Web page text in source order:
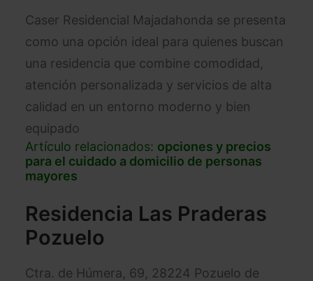
Caser Residencial Majadahonda se presenta
como una opción ideal para quienes buscan
una residencia que combine comodidad,
atención personalizada y servicios de alta
calidad en un entorno moderno y bien
equipado
Artículo relacionados: opciones y precios
para el cuidado a domicilio de personas
mayores
Residencia Las Praderas
Pozuelo
Ctra. de Húmera, 69, 28224 Pozuelo de